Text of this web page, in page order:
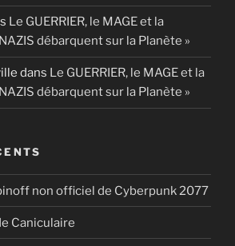
Le GUERRIER, le MAGE et la
débarquent sur la Planète »
dans Le GUERRIER, le MAGE et la
débarquent sur la Planète »
non officiel de Cyberpunk 2077
Caniculaire